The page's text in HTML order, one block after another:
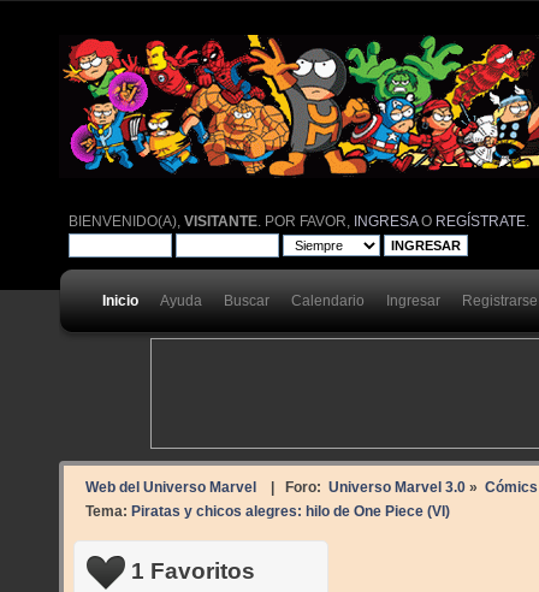
BIENVENIDO(A),VISITANTE . POR FAVOR, INGRESAO REGÍSTRATE
Inicio Ayuda Buscar Calendario Ingresar Registrarse
Web del Universo Marvel | Foro: Universo Marvel 3.0» Cómics
Tema: Piratas y chicos alegres: hilo de One Piece (VI)
1 Favoritos